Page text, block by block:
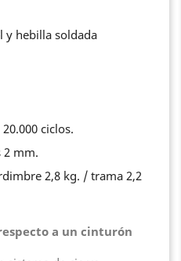
y hebilla soldada
ciclos.
2 mm.
2,8 kg. / trama 2,2
a un cinturón